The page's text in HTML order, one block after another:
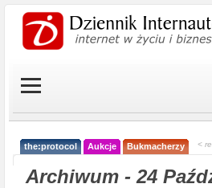
the:protocol Aukcje Bukmacherzy <
Archiwum - 24